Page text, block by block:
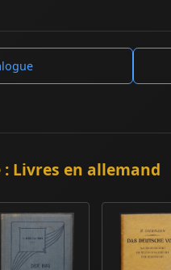
Livres en allemand